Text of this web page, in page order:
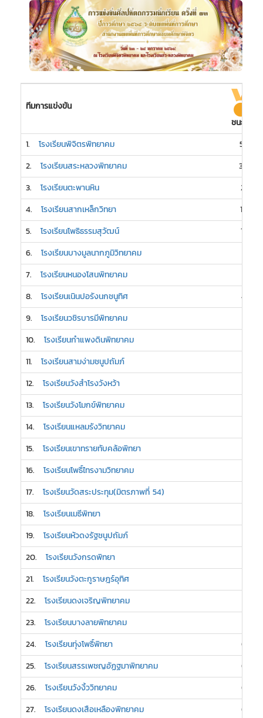
ทีมการแข่งขัน
ชนะเลิศ
1. โรงเรียนพิจิตรพิทยาคม
58
2. โรงเรียนสระหลวงพิทยาคม
30
3. โรงเรียนตะพานหิน
21
4. โรงเรียนสากเหล็กวิทยา
16
5. โรงเรียนโพธิธรรมสุวัฒน์
15
6. โรงเรียนบางมูลนากภูมิวิทยาคม
7. โรงเรียนหนองโสนพิทยาคม
8. โรงเรียนเนินปอรังนกชนูทิศ
4
9. โรงเรียนวชิรบารมีพิทยาคม
10. โรงเรียนกำแพงดินพิทยาคม
11. โรงเรียนสามง่ามชนูปถัมภ์
12. โรงเรียนวังสำโรงวังหว้า
13. โรงเรียนวังโมกข์พิทยาคม
14. โรงเรียนแหลมรังวิทยาคม
15. โรงเรียนเขาทรายทับคล้อพิทยา
16. โรงเรียนโพธิ์ไทรงามวิทยาคม
17. โรงเรียนวัดสระประทุม(มิตรภาพที่ 54)
18. โรงเรียนเมธีพิทยา
19. โรงเรียนหัวดงรัฐชนูปถัมภ์
20. โรงเรียนวังกรดพิทยา
21. โรงเรียนวังตะกูราษฎร์อุทิศ
22. โรงเรียนดงเจริญพิทยาคม
23. โรงเรียนบางลายพิทยาคม
24. โรงเรียนทุ่งโพธิ์พิทยา
0
25. โรงเรียนสรรเพชญอัฏฐมาพิทยาคม
0
26. โรงเรียนวังงิ้ววิทยาคม
0
27. โรงเรียนดงเสือเหลืองพิทยาคม
0